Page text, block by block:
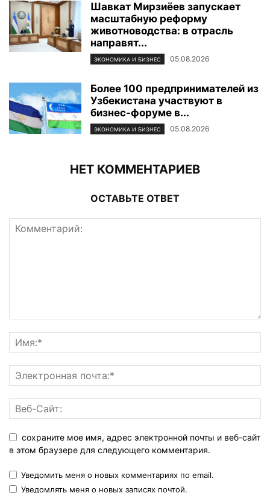
Шавкат Мирзиёев запускает
масштабную реформу
животноводства: в отрасль
направят...
ЭКОНОМИКА И БИЗНЕС 05.08.2026
Более 100 предпринимателей из
Узбекистана участвуют в
бизнес-форуме в...
ЭКОНОМИКА И БИЗНЕС 05.08.2026
НЕТ КОММЕНТАРИЕВ
ОСТАВЬТЕ ОТВЕТ
сохраните мое имя, адрес электронной почты и веб-сайт
в этом браузере для следующего комментария.
Уведомить меня о новых комментариях по email.
Уведомлять меня о новых записях почтой.